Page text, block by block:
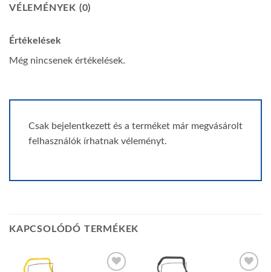
VÉLEMÉNYEK (0)
Értékelések
Még nincsenek értékelések.
Csak bejelentkezett és a terméket már megvásárolt
felhasználók írhatnak véleményt.
KAPCSOLÓDÓ TERMÉKEK